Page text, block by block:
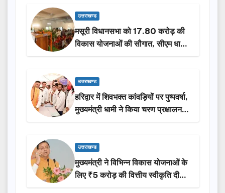
उत्तराखण्ड
मसूरी विधानसभा को 17.80 करोड़ की
विकास योजनाओं की सौगात, सीएम धामी
ने किया लोकार्पण-शिलान्यास.
उत्तराखण्ड
हरिद्वार में शिवभक्त कांवड़ियों पर पुष्पवर्षा,
मुख्यमंत्री धामी ने किया चरण प्रक्षालन…
उत्तराखण्ड
मुख्यमंत्री ने विभिन्न विकास योजनाओं के
लिए ₹5 करोड़ की वित्तीय स्वीकृति दी…